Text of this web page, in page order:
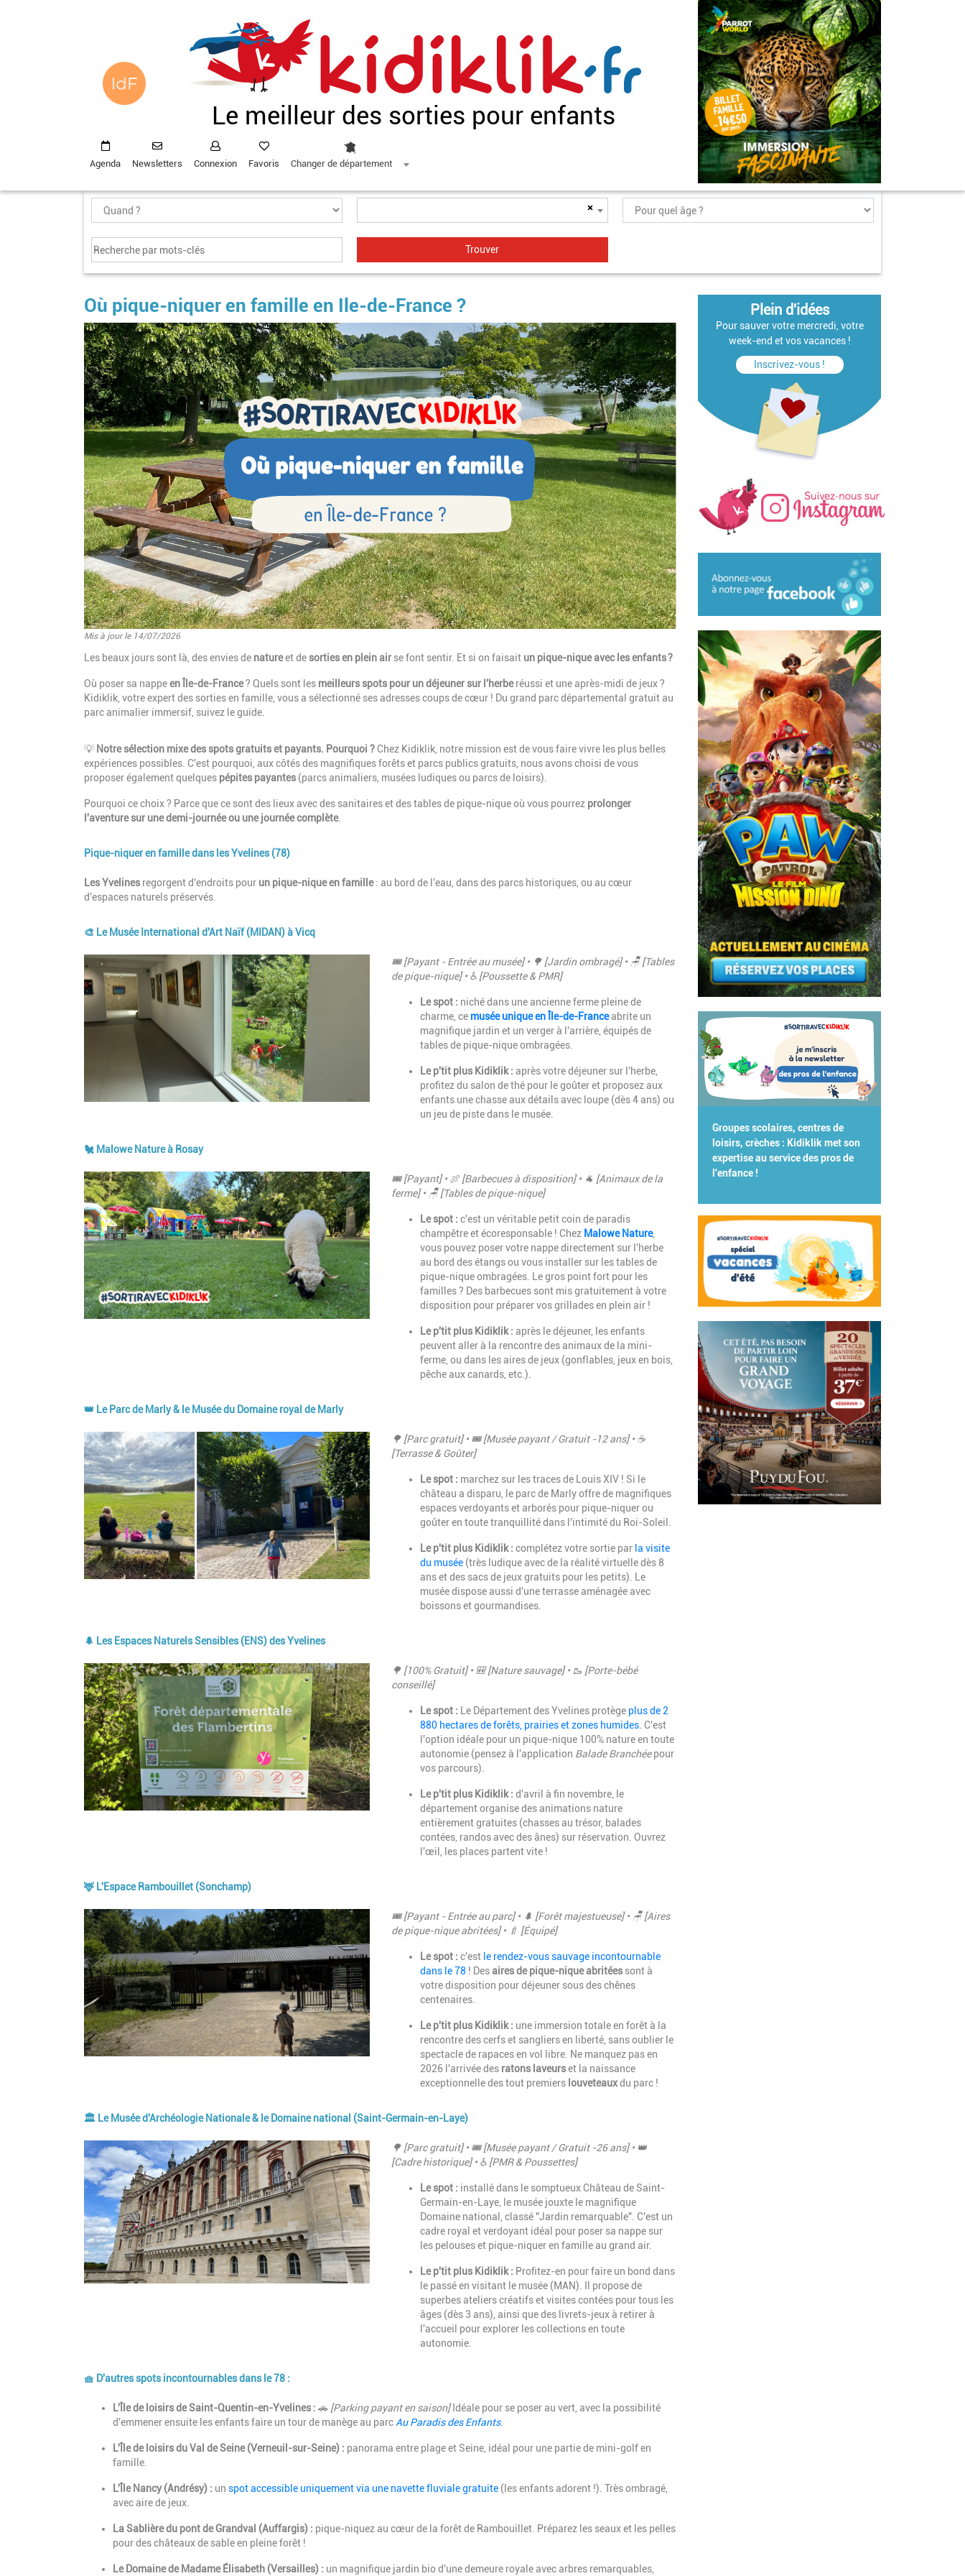
Le meilleur des sorties pour enfants
Agenda Newsletters Connexion Favoris Changer de département
×
Où pique-niquer en famille en Ile-de-France ?
Image
Mis à jour le 14/07/2026
Introduction
Les beaux jours sont là, des envies de natureet desorties en plein air se font sentir. Et si on faisait un pique-nique avec les enfants ?
Où poser sa nappeen Île-de-France? Quels sont les meilleurs spots pour un déjeuner sur l'herberéussi et une après-midi de jeux ?
Kidiklik, votre expert des sorties en famille, vous a sélectionné ses adresses coups de cœur ! Du grand parc départemental gratuit au
parc animalier immersif, suivez le guide.
Description
💡 Notre sélection mixe des spots gratuits et payants. Pourquoi ?Chez Kidiklik, notre mission est de vous faire vivre les plus belles
expériences possibles. C'est pourquoi, aux côtés des magnifiques forêts et parcs publics gratuits, nous avons choisi de vous
proposer également quelques pépites payantes (parcs animaliers, musées ludiques ou parcs de loisirs).
Pourquoi ce choix ? Parce que ce sont des lieux avec des sanitaires et des tables de pique-nique où vous pourrez prolonger
l'aventure sur une demi-journée ou une journée complète.
Pique-niquer en famille dans les Yvelines (78)
Description
Les Yvelines regorgent d'endroits pour un pique-nique en famille: au bord de l'eau, dans des parcs historiques, ou au cœur
d'espaces naturels préservés.
🎨 Le Musée International d'Art Naïf (MIDAN) à Vicq
Image Description
🎟️ [Payant - Entrée au musée] • 🌳 [Jardin ombragé] • 🪑 [Tables
de pique-nique] • ♿ [Poussette & PMR]
Le spot : niché dans une ancienne ferme pleine de
charme, ce musée unique en Île-de-Franceabrite un
magnifique jardin et un verger à l'arrière, équipés de
tables de pique-nique ombragées.
Le p'tit plus Kidiklik : après votre déjeuner sur l'herbe,
profitez du salon de thé pour le goûter et proposez aux
enfants une chasse aux détails avec loupe (dès 4 ans) ou
un jeu de piste dans le musée.
🐔 Malowe Nature à Rosay
Image Description
🎟️ [Payant] • 🍖 [Barbecues à disposition] • 🐐 [Animaux de la
ferme] • 🪑 [Tables de pique-nique]
Le spot : c'est un véritable petit coin de paradis
champêtre et écoresponsable ! Chez Malowe Nature,
vous pouvez poser votre nappe directement sur l'herbe
au bord des étangs ou vous installer sur les tables de
pique-nique ombragées.
Le gros point fort pour les
familles ? Des barbecues sont mis gratuitement à votre
disposition pour préparer vos grillades en plein air !
Le p'tit plus Kidiklik : après le déjeuner, les enfants
peuvent aller à la rencontre des animaux de la mini-
ferme, ou dans les aires de jeux (gonflables, jeux en bois,
pêche aux canards, etc.).
👑 Le Parc de Marly & le Musée du Domaine royal de Marly
Image Description
🌳 [Parc gratuit] • 🎟️ [Musée payant / Gratuit -12 ans] • ☕
[Terrasse & Goûter]
Le spot : marchez sur les traces de Louis XIV ! Si le
château a disparu, le parc de Marly offre de magnifiques
espaces verdoyants et arborés pour pique-niquer ou
goûter en toute tranquillité dans l'intimité du Roi-Soleil.
Le p'tit plus Kidiklik : complétez votre sortie par la visite
du musée(très ludique avec de la réalité virtuelle dès 8
ans et des sacs de jeux gratuits pour les petits). Le
musée dispose aussi d'une terrasse aménagée avec
boissons et gourmandises.
🌲 Les Espaces Naturels Sensibles (ENS) des Yvelines
Image Description
🌳 [100% Gratuit] • 🎒 [Nature sauvage] • 🥾 [Porte-bébé
conseillé]
Le spot : Le Département des Yvelines protège plus de 2
880 hectares de forêts, prairies et zones humides. C'est
l'option idéale pour un pique-nique 100% nature en toute
autonomie (pensez à l'application Balade Branchéepour
vos parcours).
Le p'tit plus Kidiklik : d'avril à fin novembre, le
département organise des animations nature
entièrement gratuites (chasses au trésor, balades
contées, randos avec des ânes) sur réservation. Ouvrez
l'œil, les places partent vite !
🦌 L'Espace Rambouillet (Sonchamp)
Image Description
🎟️ [Payant - Entrée au parc] • 🌲 [Forêt majestueuse] • 🪑 [Aires
de pique-nique abritées] • 🍼 [Équipé]
Le spot : c'est le rendez-vous sauvage incontournable
dans le 78! Desaires de pique-nique abritéessont à
votre disposition pour déjeuner sous des chênes
centenaires.
Le p'tit plus Kidiklik : une immersion totale en forêt à la
rencontre des cerfs et sangliers en liberté, sans oublier le
spectacle de rapaces en vol libre. Ne manquez pas en
2026 l'arrivée des ratons laveurset la naissance
exceptionnelle des tout premiers louveteauxdu parc !
🏛️ Le Musée d'Archéologie Nationale & le Domaine national (Saint-Germain-en-Laye)
Image Description
🌳 [Parc gratuit] • 🎟️ [Musée payant / Gratuit -26 ans] • 👑
[Cadre historique] • ♿ [PMR & Poussettes]
Le spot : installé dans le somptueux Château de Saint-
Germain-en-Laye, le musée jouxte le magnifique
Domaine national, classé "Jardin remarquable". C'est un
cadre royal et verdoyant idéal pour poser sa nappe sur
les pelouses et pique-niquer en famille au grand air.
Le p'tit plus Kidiklik : Profitez-en pour faire un bond dans
le passé en visitant le musée (MAN). Il propose de
superbes ateliers créatifs et visites contées pour tous les
âges (dès 3 ans), ainsi que des livrets-jeux à retirer à
l'accueil pour explorer les collections en toute
autonomie.
🧺 D'autres spots incontournables dans le 78 :
DescriptionL'Île de loisirs de Saint-Quentin-en-Yvelines : 🚗 [Parking payant en saison]Idéale pour se poser au vert, avec la possibilité
d'emmener ensuite les enfants faire un tour de manège au parc Au Paradis des Enfants.
L'Île de loisirs du Val de Seine (Verneuil-sur-Seine) : panorama entre plage et Seine, idéal pour une partie de mini-golf en
famille.
L'Île Nancy (Andrésy) : un spot accessible uniquement via une navette fluviale gratuite (les enfants adorent !). Très ombragé,
avec aire de jeux.
La Sablière du pont de Grandval (Auffargis) : pique-niquez au cœur de la forêt de Rambouillet. Préparez les seaux et les pelles
pour des châteaux de sable en pleine forêt !
Le Domaine de Madame Élisabeth (Versailles) : un magnifique jardin bio d'une demeure royale avec arbres remarquables,
Plein d'idées
Pour sauver votre mercredi, votre
week-end et vos vacances !
Inscrivez-vous !
Groupes scolaires, centres de
loisirs, crèches : Kidiklik met son
expertise au service des pros de
l'enfance !